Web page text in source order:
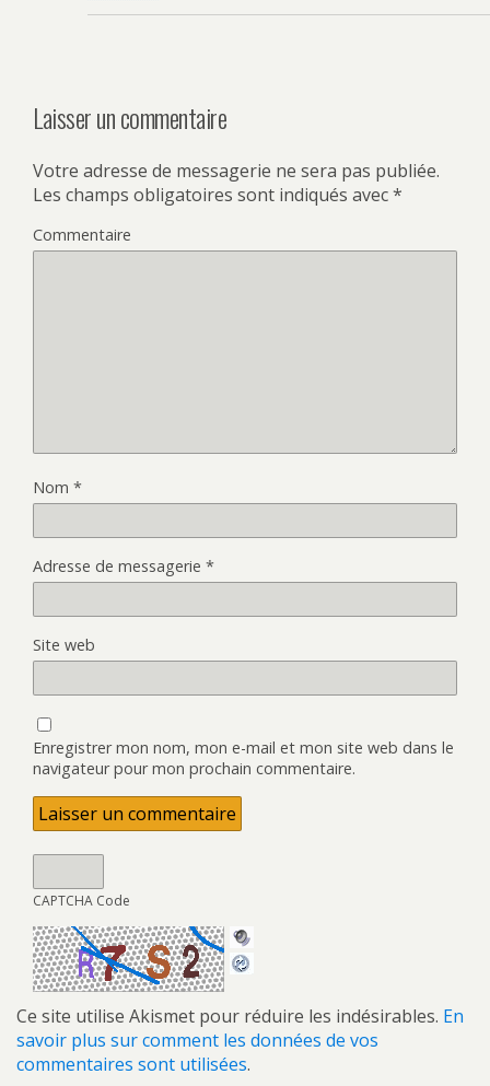
Laisser un commentaire
Votre adresse de messagerie ne sera pas publiée.
Les champs obligatoires sont indiqués avec*
Commentaire
Nom *
Adresse de messagerie *
Site web
Enregistrer mon nom, mon e-mail et mon site web dans le
navigateur pour mon prochain commentaire.
CAPTCHA Code
Ce site utilise Akismet pour réduire les indésirables. En
savoir plus sur comment les données de vos
commentaires sont utilisées.